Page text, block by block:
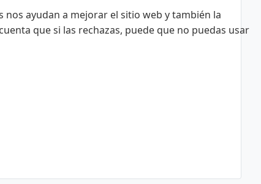
ayudan a mejorar el sitio web y también la
que si las rechazas, puede que no puedas usar